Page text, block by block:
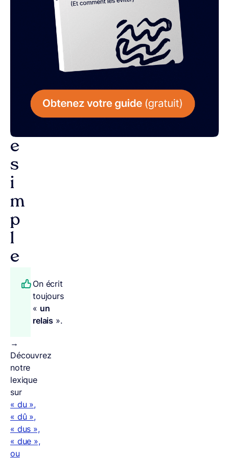
s
e
s
i
m
p
l
e
On écrit
toujours
« un
relais ».
→
Découvrez
notre
lexique
sur
« du »,
« dû »,
« dus »,
« due »,
ou